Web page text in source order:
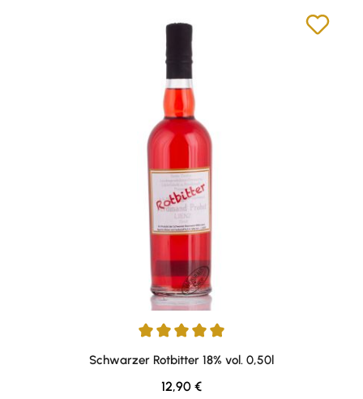
Durchschnittliche Bewertung von 5 von 5 Sternen
Schwarzer Rotbitter 18% vol. 0,50l
Regulärer Preis:
12,90 €